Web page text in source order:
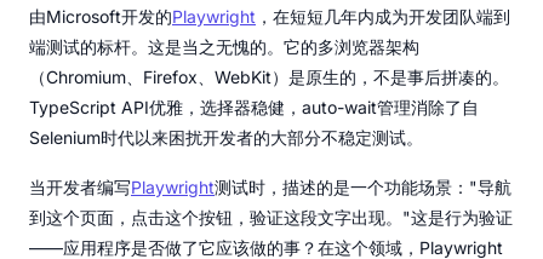
由Microsoft开发的Playwright ，在短短几年内成为开发团队端到
端测试的标杆。这是当之无愧的。它的多浏览器架构
（Chromium、Firefox、WebKit）是原生的，不是事后拼凑的。
TypeScript API优雅，选择器稳健，auto-wait管理消除了自
Selenium时代以来困扰开发者的大部分不稳定测试。
当开发者编写Playwright测试时，描述的是一个功能场景："导航
到这个页面，点击这个按钮，验证这段文字出现。"这是行为验证
——应用程序是否做了它应该做的事？在这个领域，Playwright